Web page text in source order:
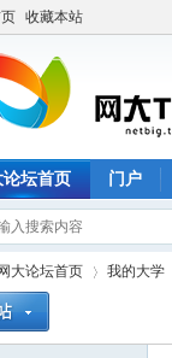
收藏本站
论坛首页 门户
网大论坛首页 我的大学